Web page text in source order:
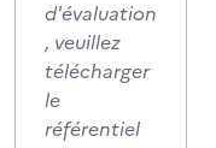
d'évaluation
, veuillez
télécharger
le
référentiel